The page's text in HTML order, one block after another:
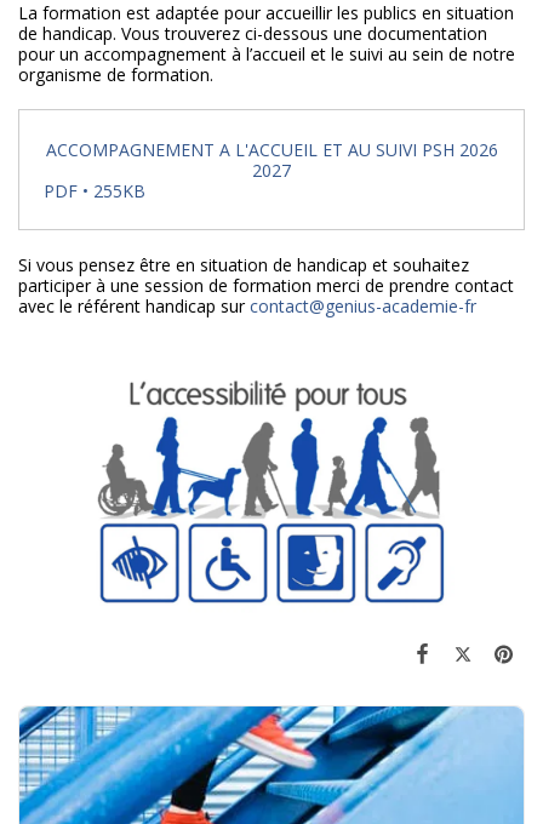
La formation est adaptée pour accueillir les publics en situation
de handicap. Vous trouverez ci-dessous une documentation
pour un accompagnement à l’accueil et le suivi au sein de notre
organisme de formation.
ACCOMPAGNEMENT A L'ACCUEIL ET AU SUIVI PSH 2026
2027
PDF • 255KB
Si vous pensez être en situation de handicap et souhaitez
participer à une session de formation merci de prendre contact
avec le référent handicap surcontact@genius-academie-fr